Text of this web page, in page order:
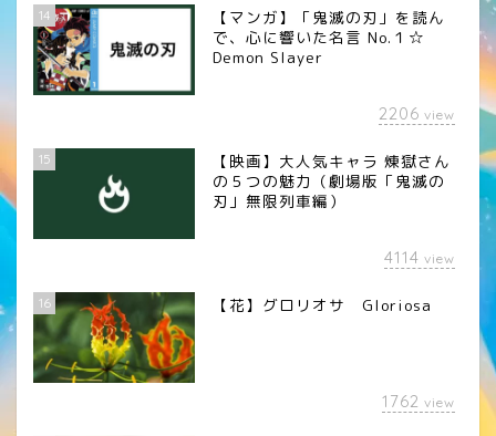
14
【マンガ】「鬼滅の刃」を読ん
で、心に響いた名言 No.１☆
Demon Slayer
2206 view
15
【映画】大人気キャラ 煉󠄁獄さん
の５つの魅力（劇場版「鬼滅の
刃」無限列車編）
4114 view
16 【花】グロリオサ Gloriosa
1762 view